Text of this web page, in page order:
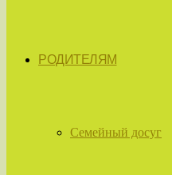
РОДИТЕЛЯМ
Семейный досуг